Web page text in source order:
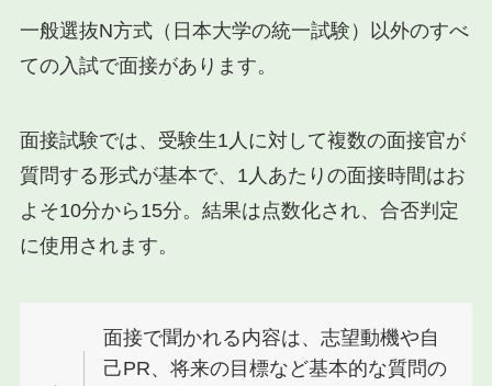
一般選抜N方式（日本大学の統一試験）以外のすべ
ての入試で面接があります。
面接試験では、受験生1人に対して複数の面接官が
質問する形式が基本で、1人あたりの面接時間はお
よそ10分から15分。結果は点数化され、合否判定
に使用されます。
面接で聞かれる内容は、志望動機や自
己PR、将来の目標など基本的な質問の